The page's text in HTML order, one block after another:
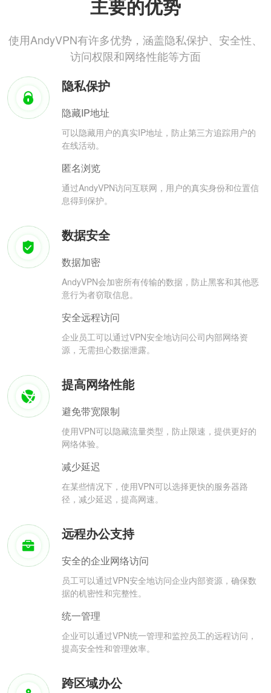
主要的优势
使用AndyVPN有许多优势，涵盖隐私保护、安全性、
访问权限和网络性能等方面
隐私保护
隐藏IP地址
可以隐藏用户的真实IP地址，防止第三方追踪用户的
在线活动。
匿名浏览
通过AndyVPN访问互联网，用户的真实身份和位置信
息得到保护。
数据安全
数据加密
AndyVPN会加密所有传输的数据，防止黑客和其他恶
意行为者窃取信息。
安全远程访问
企业员工可以通过VPN安全地访问公司内部网络资
源，无需担心数据泄露。
提高网络性能
避免带宽限制
使用VPN可以隐藏流量类型，防止限速，提供更好的
网络体验。
减少延迟
在某些情况下，使用VPN可以选择更快的服务器路
径，减少延迟，提高网速。
远程办公支持
安全的企业网络访问
员工可以通过VPN安全地访问企业内部资源，确保数
据的机密性和完整性。
统一管理
企业可以通过VPN统一管理和监控员工的远程访问，
提高安全性和管理效率。
跨区域办公